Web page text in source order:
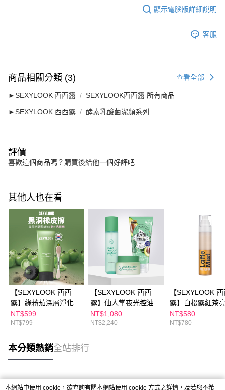
顯示電腦版詳細說明
客服
商品相關分類 (3) 查看全部
►SEXYLOOK 西西露 SEXYLOOK西西露 所有商品
►SEXYLOOK 西西露 酵素乳酸菌潔顏系列
評價
喜歡這個商品嗎？購買後給他一個好評吧
其他人也在看
【SEXYLOOK 西西
露】綠蕃茄深層淨化奶
油洗面乳150g
NT$599
NT$799
【SEXYLOOK 西西
露】仙人掌夜光控油組
(代謝水150ml+代謝霜
50ml+乳酸菌控油洗面
NT$1,080
NT$2,240
【SEXYLOOK
露】白松露紅茶
濕噴霧120ml(#
霧)
NT$580
NT$780
本分類熱銷全站排行
熱門標籤
本網站中使用 cookie，欲查詢有關本網站使用 cookie 方式之詳情，及若您不希